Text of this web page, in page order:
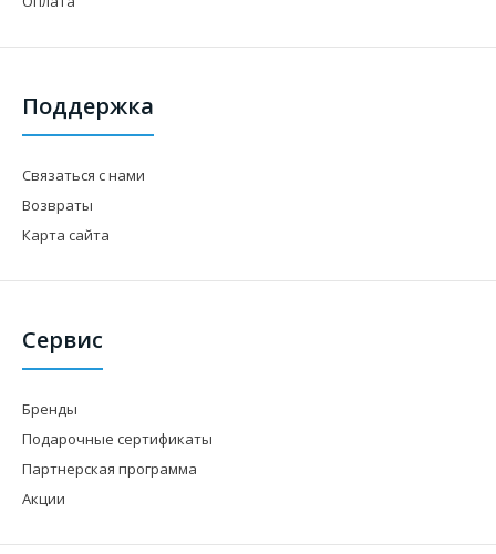
Поддержка
Связаться с нами
Возвраты
Карта сайта
Сервис
Бренды
Подарочные сертификаты
Партнерская программа
Акции